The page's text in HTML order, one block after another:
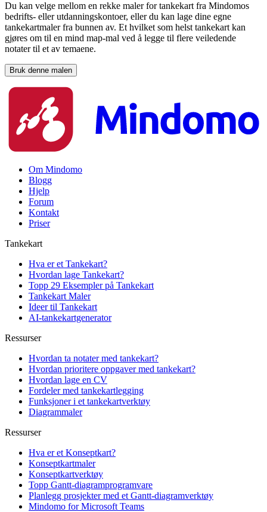
Du kan velge mellom en rekke maler for tankekart fra Mindomos
bedrifts- eller utdanningskontoer, eller du kan lage dine egne
tankekartmaler fra bunnen av. Et hvilket som helst tankekart kan
gjøres om til en mind map-mal ved å legge til flere veiledende
notater til et av temaene.
Bruk denne malen
Om Mindomo
Blogg
Hjelp
Forum
Kontakt
Priser
Tankekart
Hva er et Tankekart?
Hvordan lage Tankekart?
Topp 29 Eksempler på Tankekart
Tankekart Maler
Ideer til Tankekart
AI-tankekartgenerator
Ressurser
Hvordan ta notater med tankekart?
Hvordan prioritere oppgaver med tankekart?
Hvordan lage en CV
Fordeler med tankekartlegging
Funksjoner i et tankekartverktøy
Diagrammaler
Ressurser
Hva er et Konseptkart?
Konseptkartmaler
Konseptkartverktøy
Topp Gantt-diagramprogramvare
Planlegg prosjekter med et Gantt-diagramverktøy
Mindomo for Microsoft Teams